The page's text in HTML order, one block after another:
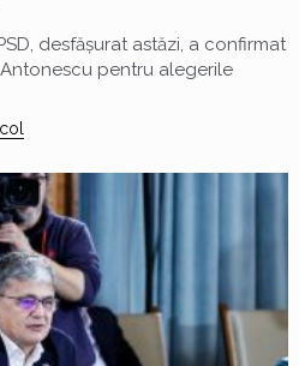
desfășurat astăzi, a confirmat
pentru alegerile